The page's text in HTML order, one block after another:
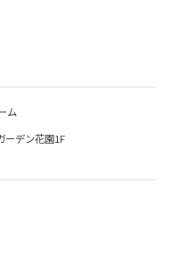
ム
ーデン花園1F